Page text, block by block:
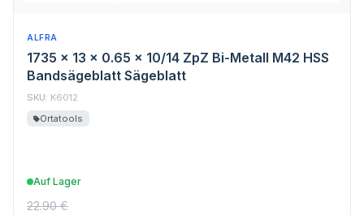
ALFRA
1735 x 13 x 0.65 x 10/14 ZpZ Bi-Metall M42 HSS
Bandsägeblatt Sägeblatt
SKU: K6012
Ortatools
Auf Lager
22.90 €